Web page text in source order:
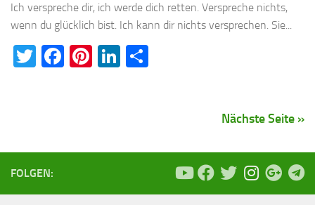
Ich verspreche dir, ich werde dich retten. Verspreche nichts,
wenn du glücklich bist. Ich kann dir nichts versprechen. Sie...
Twitter
Facebook
Pinterest
LinkedIn
Nächste Seite »
FOLGEN: